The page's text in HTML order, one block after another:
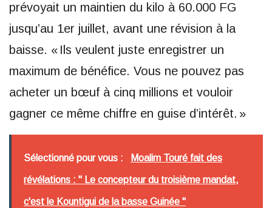
prévoyait un maintien du kilo à 60.000 FG
jusqu’au 1er juillet, avant une révision à la
baisse. « Ils veulent juste enregistrer un
maximum de bénéfice. Vous ne pouvez pas
acheter un bœuf à cinq millions et vouloir
gagner ce même chiffre en guise d’intérêt. »
Sélectionné pour vous : Moalim Touré fait des
révélations : " Le concepteur du troisième mandat,
c'est le Kountigui de la basse Guinée "